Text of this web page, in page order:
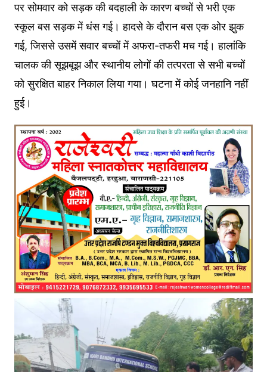
पर सोमवार को सड़क की बदहाली के कारण बच्चों से भरी एक
स्कूल बस सड़क में धंस गई। हादसे के दौरान बस एक ओर झुक
गई, जिससे उसमें सवार बच्चों में अफरा-तफरी मच गई। हालांकि
चालक की सूझबूझ और स्थानीय लोगों की तत्परता से सभी बच्चों
को सुरक्षित बाहर निकाल लिया गया। घटना में कोई जनहानि नहीं
हुई।